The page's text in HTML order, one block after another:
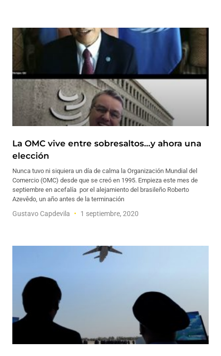
La OMC vive entre sobresaltos…y ahora una
elección
Nunca tuvo ni siquiera un día de calma la Organización Mundial del
Comercio (OMC) desde que se creó en 1995. Empieza este mes de
septiembre en acefalía por el alejamiento del brasileño Roberto
Azevêdo, un año antes de la terminación
Gustavo Capdevila 1 septiembre, 2020